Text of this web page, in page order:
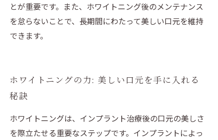
とが重要です。また、ホワイトニング後のメンテナンス
を怠らないことで、長期間にわたって美しい口元を維持
できます。
ホワイトニングの力: 美しい口元を手に入れる
秘訣
ホワイトニングは、インプラント治療後の口元の美しさ
を際立たせる重要なステップです。インプラントによっ